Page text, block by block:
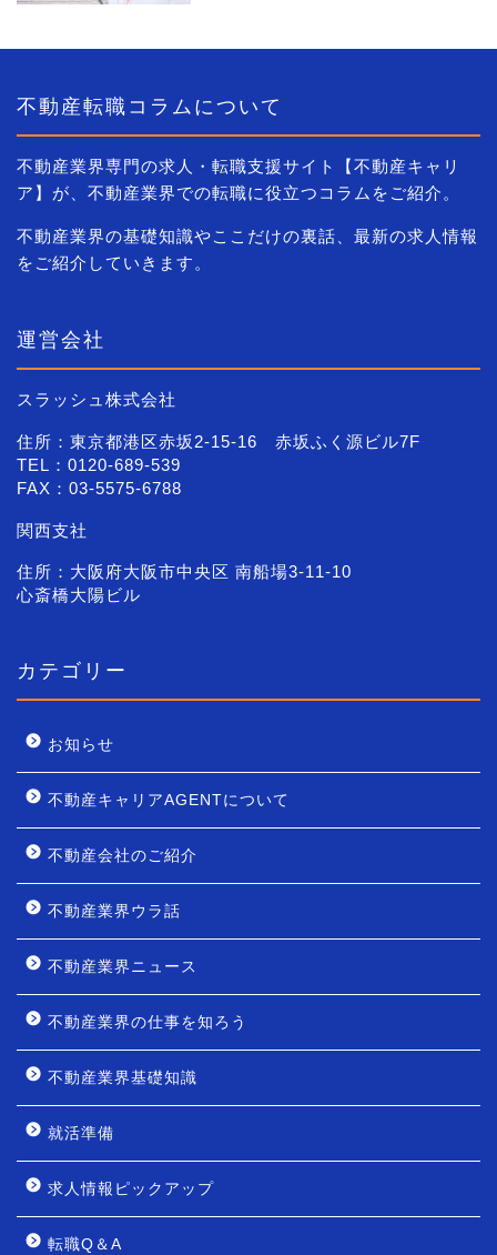
不動産転職コラムについて
不動産業界専門の求人・転職支援サイト【不動産キャリ
ア】が、不動産業界での転職に役立つコラムをご紹介。
不動産業界の基礎知識やここだけの裏話、最新の求人情報
をご紹介していきます。
運営会社
スラッシュ株式会社
住所：東京都港区赤坂2-15-16 赤坂ふく源ビル7F
TEL：0120-689-539
FAX：03-5575-6788
関西支社
住所：大阪府大阪市中央区 南船場3-11-10
心斎橋大陽ビル
カテゴリー
お知らせ
不動産キャリアAGENTについて
不動産会社のご紹介
不動産業界ウラ話
不動産業界ニュース
不動産業界の仕事を知ろう
不動産業界基礎知識
就活準備
求人情報ピックアップ
転職Q＆A